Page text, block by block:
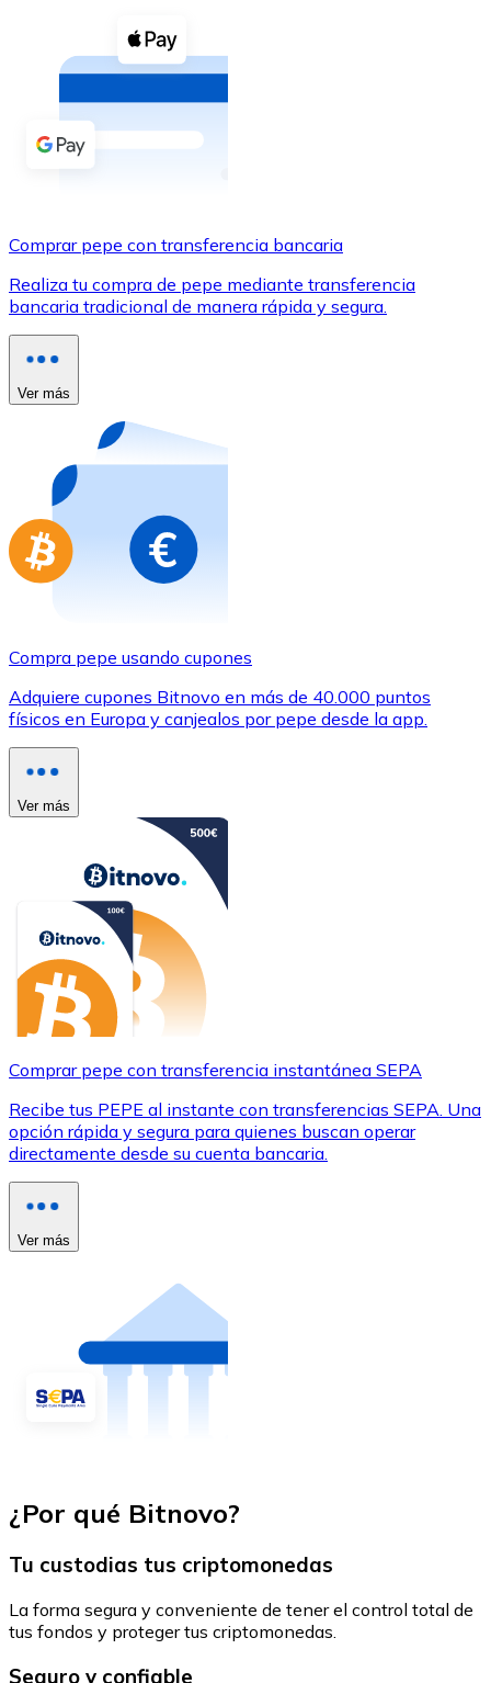
Compra criptomonedas con efectivo en tu tienda más
Comprar con efectivo
Transferencia SEPA
Utiliza tarjetas Visa y Mastercard para comprar
Comprar con tarjeta
Compra tarjetas regalo de tus marcas favoritas con
Ir a la tienda de tarjetas regalo
Comprar pepe con transferencia bancaria
Realiza tu compra de pepe mediante transferencia
bancaria tradicional de manera rápida y segura.
Ver más
Compra pepe usando cupones
Adquiere cupones Bitnovo en más de 40.000 puntos
físicos en Europa y canjealos por pepe desde la app.
Ver más
Comprar pepe con transferencia instantánea SEPA
Recibe tus PEPE al instante con transferencias SEPA. Una
opción rápida y segura para quienes buscan operar
directamente desde su cuenta bancaria.
Ver más
¿Por qué Bitnovo?
Tu custodias tus criptomonedas
La forma segura y conveniente de tener el control total de
tus fondos y proteger tus criptomonedas.
Seguro y confiable